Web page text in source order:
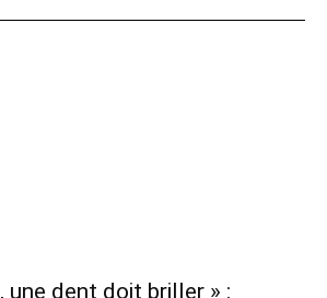
une dent doit briller » :